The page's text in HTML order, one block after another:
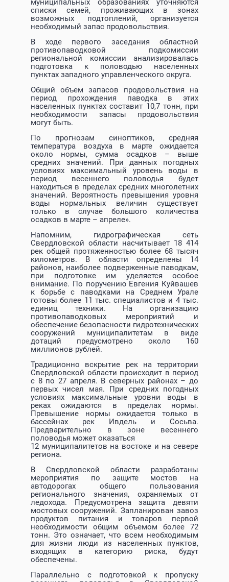
муниципальных образованиях уточняются
списки семей, проживающих в зонах
возможных подтоплений, организуется
необходимый запас продовольствия.
В ходе первого заседания областной
противопаводковой подкомиссии
региональной комиссии анализировалась
подготовка к половодью населенных
пунктах западного управленческого округа.
Общий объем запасов продовольствия на
период прохождения паводка в этих
населенных пунктах составит 10,7 тонн, при
необходимости запасы продовольствия
могут быть.
По прогнозам синоптиков, средняя
температура воздуха в марте ожидается
около нормы, сумма осадков – выше
средних значений. При данных погодных
условиях максимальный уровень воды в
период весеннего половодья будет
находиться в пределах средних многолетних
значений. Вероятность превышения уровня
воды нормальных величин существует
только в случае большого количества
осадков в марте – апреле».
Напомним, гидрографическая сеть
Свердловской области насчитывает 18 414
рек общей протяженностью более 68 тысяч
километров. В области определены 14
районов, наиболее подверженные паводкам,
при подготовке им уделяется особое
внимание. По поручению Евгения Куйвашев
к борьбе с паводками на Среднем Урале
готовы более 11 тыс. специалистов и 4 тыс.
единиц техники. На организацию
противопаводковых мероприятий и
обеспечение безопасности гидротехнических
сооружений муниципалитетам в виде
дотаций предусмотрено около 160
миллионов рублей.
Традиционно вскрытие рек на территории
Свердловской области происходит в период
с 8 по 27 апреля. В северных районах – до
первых чисел мая. При средних погодных
условиях максимальные уровни воды в
реках ожидаются в пределах нормы.
Превышение нормы ожидается только в
бассейнах рек Ивдель и Сосьва.
Предварительно в зоне весеннего
половодья может оказаться
12 муниципалитетов на востоке и на севере
региона.
В Свердловской области разработаны
мероприятия по защите мостов на
автодорогах общего пользования
регионального значения, охраняемых от
ледохода. Предусмотрена защита девяти
мостовых сооружений. Запланирован завоз
продуктов питания и товаров первой
необходимости общим объемом более 72
тонн. Это означает, что всем необходимым
для жизни люди из населенных пунктов,
входящих в категорию риска, будут
обеспечены.
Параллельно с подготовкой к пропуску